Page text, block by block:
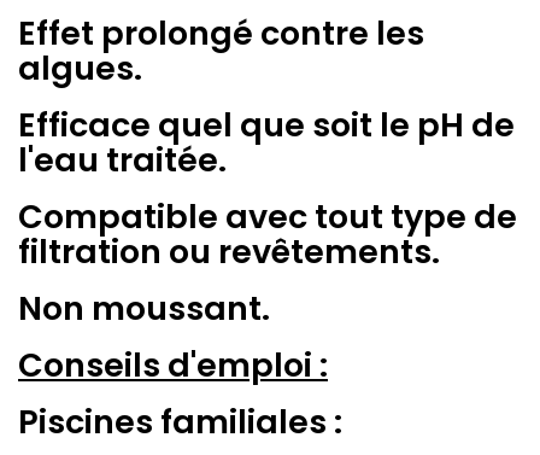
Effet prolongé contre les
algues.
Efficace quel que soit le pH de
l'eau traitée.
Compatible avec tout type de
filtration ou revêtements.
Non moussant.
Conseils d'emploi :
Piscines familiales :